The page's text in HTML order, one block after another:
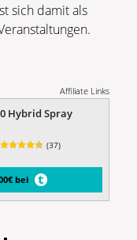
sich damit als
Affiliate Links
Hybrid Spray
(37)
bei